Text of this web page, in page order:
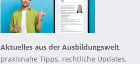
Aktuelles aus der Ausbildungswelt,
praxisnahe Tipps, rechtliche Updates,